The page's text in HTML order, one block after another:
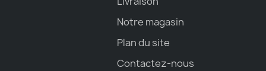
Notre magasin
Plan du site
Contactez-nous